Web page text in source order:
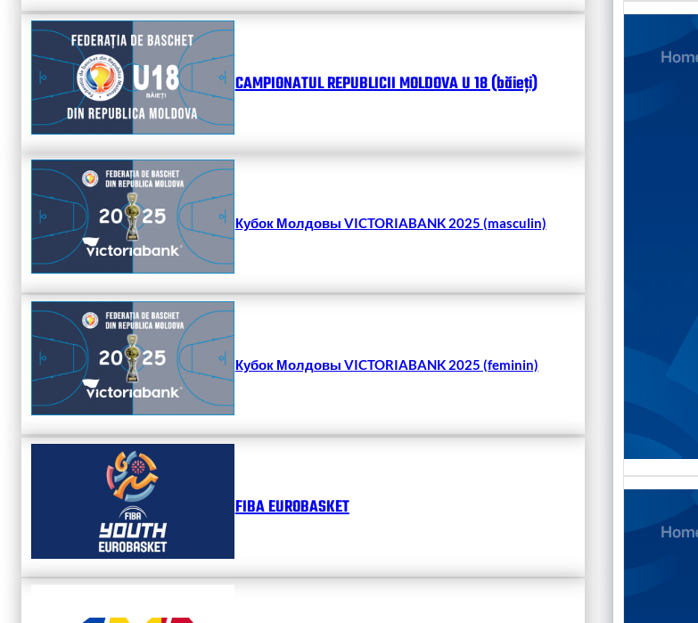
CAMPIONATUL REPUBLICII MOLDOVA U 18 (băieți)
Кубок Молдовы VICTORIABANK 2025 (masculin)
Кубок Молдовы VICTORIABANK 2025 (feminin)
FIBA EUROBASKET